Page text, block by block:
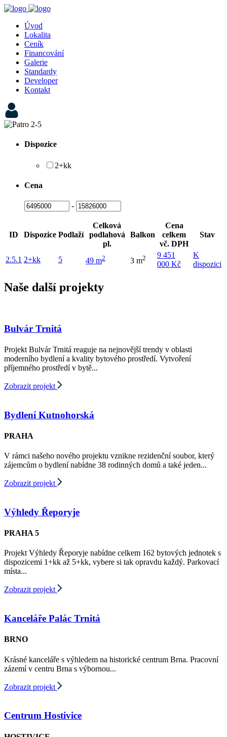
Úvod
Lokalita
Ceník
Financování
Galerie
Standardy
Developer
Kontakt
Dispozice
2+kk
Cena
-
ID Dispozice Podlaží
Celková
podlahová
pl.
Balkon
Cena
celkem
vč. DPH
Stav
2.5.1 2+kk 5 49 m2 3 m2
9 451
000 Kč
K
dispozici
Naše další projekty
Bulvár Trnitá
Projekt Bulvár Trnitá reaguje na nejnovější trendy v oblasti
moderního bydlení a kvality bytového prostředí. Vytvoření
příjemného prostředí v bytě...
Zobrazit projekt
Bydlení Kutnohorská
PRAHA
V rámci našeho nového projektu vznikne rezidenční soubor, který
zájemcům o bydlení nabídne 38 rodinných domů a také jeden...
Zobrazit projekt
Výhledy Řeporyje
PRAHA 5
Projekt Výhledy Řeporyje nabídne celkem 162 bytových jednotek s
dispozicemi 1+kk až 5+kk, vybere si tak opravdu každý. Parkovací
místa...
Zobrazit projekt
Kanceláře Palác Trnitá
BRNO
Krásné kanceláře s výhledem na historické centrum Brna. Pracovní
zázemí v centru Brna s výbornou...
Zobrazit projekt
Centrum Hostivice